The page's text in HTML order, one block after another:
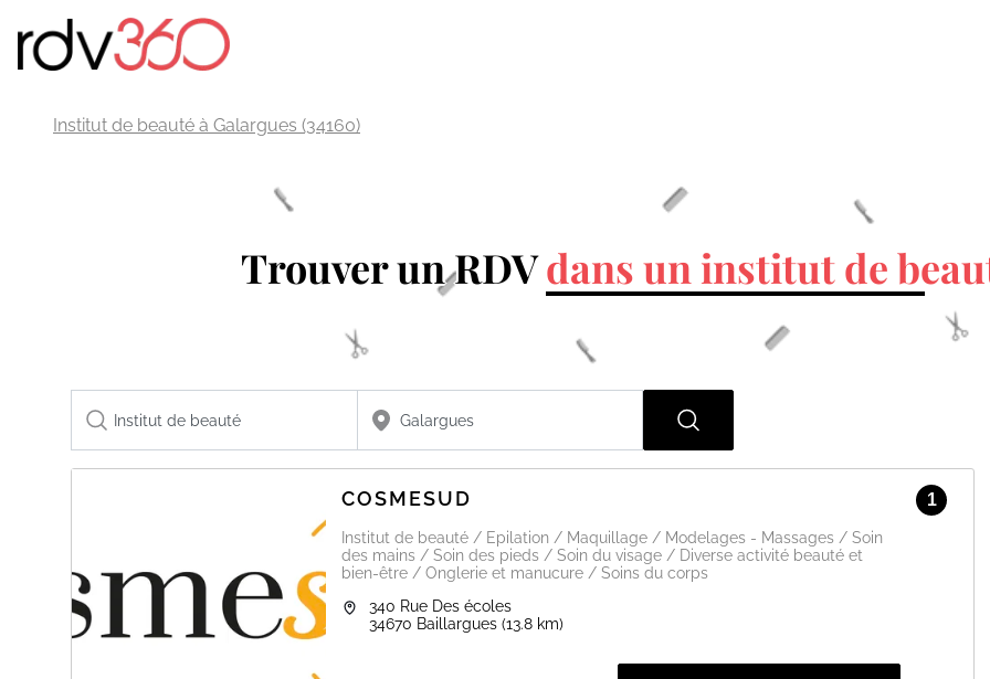
Institut de beauté à Galargues (34160)
Trouver un RDVdans un institut de
COSMESUD 1
Institut de beauté / Epilation / Maquillage / Modelages - Massages / Soin
des mains / Soin des pieds / Soin du visage / Diverse activité beauté et
bien-être / Onglerie et manucure / Soins du corps
340 Rue Des écoles
34670 Baillargues (13.8 km)